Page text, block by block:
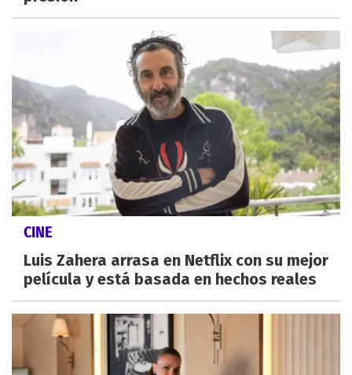
CINE
Luis Zahera arrasa en Netflix con su mejor
película y está basada en hechos reales